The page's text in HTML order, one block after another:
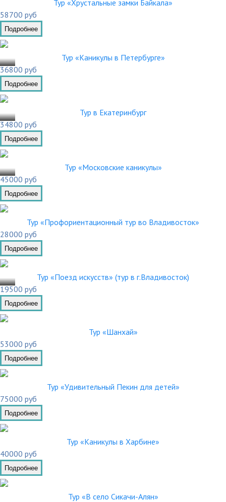
Тур «Хрустальные замки Байкала»
58700 руб
Подробнее
Тур «Каникулы в Петербурге»
36800 руб
Подробнее
Тур в Екатеринбург
34800 руб
Подробнее
Тур «Московские каникулы»
45000 руб
Подробнее
Тур «Профориентационный тур во Владивосток»
28000 руб
Подробнее
Тур «Поезд искусств» (тур в г.Владивосток)
19500 руб
Подробнее
Тур «Шанхай»
53000 руб
Подробнее
Тур «Удивительный Пекин для детей»
75000 руб
Подробнее
Тур «Каникулы в Харбине»
40000 руб
Подробнее
Тур «В село Сикачи-Алян»